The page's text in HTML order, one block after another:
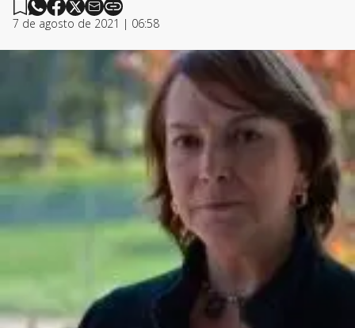
7 de agosto de 2021 | 06:58